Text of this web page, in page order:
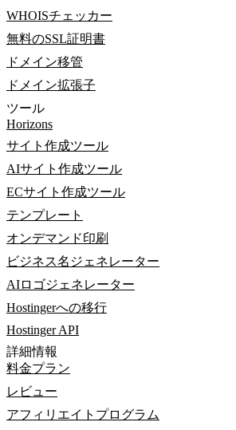
WHOISチェッカー
無料のSSL証明書
ドメイン移管
ドメイン拡張子
ツール
Horizons
サイト作成ツール
AIサイト作成ツール
ECサイト作成ツール
テンプレート
オンデマンド印刷
ビジネス名ジェネレーター
AIロゴジェネレーター
Hostingerへの移行
Hostinger API
詳細情報
料金プラン
レビュー
アフィリエイトプログラム